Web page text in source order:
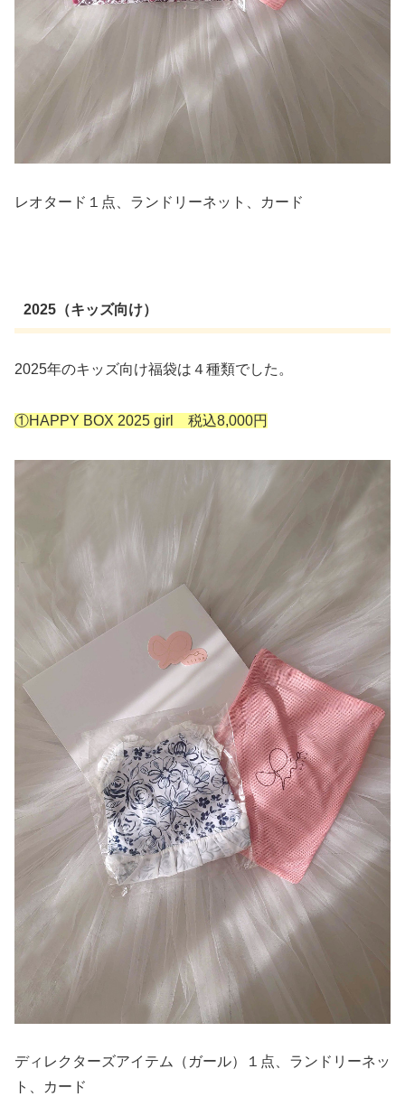
レオタード１点、ランドリーネット、カード
2025（キッズ向け）
2025年のキッズ向け福袋は４種類でした。
①HAPPY BOX 2025 girl 税込8,000円
ディレクターズアイテム（ガール）１点、ランドリーネッ
ト、カード